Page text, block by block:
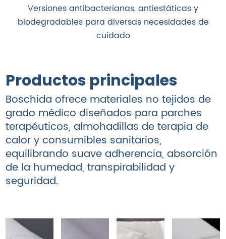
Versiones antibacterianas, antiestáticas y
biodegradables para diversas necesidades de
cuidado
Productos principales
Boschida ofrece materiales no tejidos de
grado médico diseñados para parches
terapéuticos, almohadillas de terapia de
calor y consumibles sanitarios,
equilibrando suave adherencia, absorción
de la humedad, transpirabilidad y
seguridad.